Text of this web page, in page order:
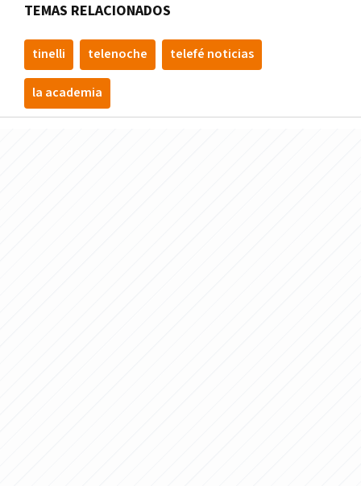
TEMAS RELACIONADOS
tinelli telenoche telefé noticias
la academia